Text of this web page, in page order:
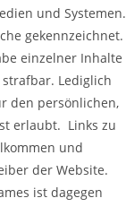
und Systemen.
gekennzeichnet.
einzelner Inhalte
Lediglich
den persönlichen,
erlaubt. Links zu
und
der Website.
ist dagegen